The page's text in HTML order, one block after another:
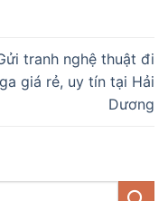
tranh nghệ thuật đi
giá rẻ, uy tín tại Hải
Dương